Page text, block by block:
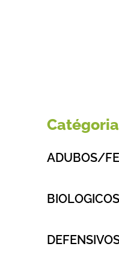
ADUBOS/
BIOLOGICOS